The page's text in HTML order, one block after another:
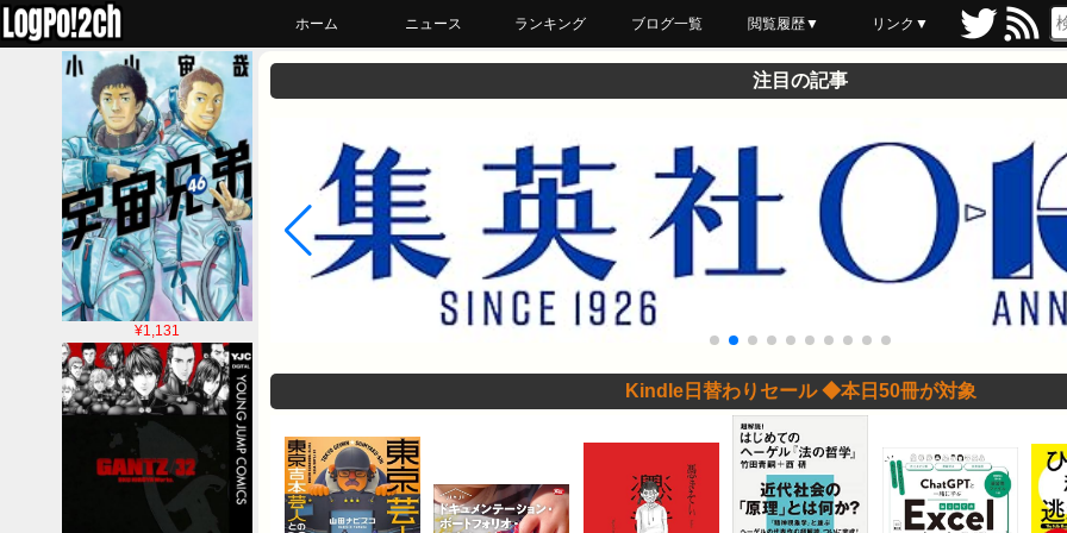
ホーム ニュース ランキング ブログ一覧 閲覧履歴▼
最近読んだ
あとで読む
ブックマーク
リンク▼
¥1,131
注目の記事
Kindle日替わりセール ◆本日50冊が対象